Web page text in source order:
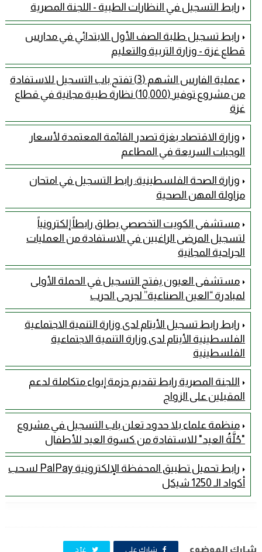
رابط التسجيل في النظارات الطبية - اللجنة المصرية
رابط تسجيل طلبة الصف الأول الابتدائي في مدارس
قطاع غزة - وزارة التربية والتعليم
عملية الفارس الشهم (3) تفتح باب التسجيل للاستفادة
من مشروع توفير (10,000) نظارة طبية مجانية في قطاع
غزة
وزارة الاقتصاد بغزة تصدر القائمة المعتمدة لأسعار
الوجبات السريعة في المطاعم
وزارة الصحة الفلسطينية: رابط التسجيل في امتحان
مزاولة المهن الصحية
مستشفى الكويت التخصصي يطلق رابطاً إلكترونياً
لتسجيل المرضى الراغبين في الاستفادة من العمليات
الجراحية المجانية
مستشفى العيون يفتح التسجيل في الحملة الأولى
لمبادرة “العين الصناعية” لجرحى الحرب
رابط رابط تسجيل الأيتام لدى وزارة التنمية الاجتماعية
الفلسطينية الأيتام لدى وزارة التنمية الاجتماعية
الفلسطينية
اللجنة المصرية رابط تقديم حزمة إيواء متكاملة لدعم
المقبلين على الزواج
منظمة علماء بلا حدود تعلن باب التسجيل في مشروع
"حُلَّةُ العيد" للاستفادة من كسوة العيد للأطفال
رابط تحميل تطبيق المحفظة الإلكترونية PalPay لسحب
أكواد الـ 1250 شيكل
شارك الموضوع شارك على غرّد